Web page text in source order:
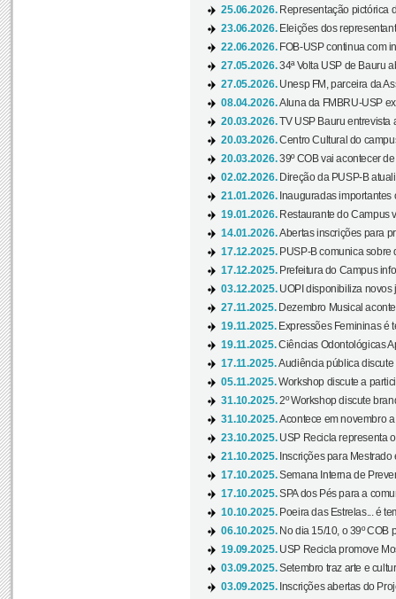
25.06.2026. Representação pictórica
23.06.2026. Eleições dos
22.06.2026. FOB-USP continua com
27.05.2026.34ª Volta USP de Bauru
27.05.2026. Unesp FM, parceira da
08.04.2026.Aluna da FMBRU-USP
20.03.2026.TV USP Bauru entrevista
20.03.2026.Centro Cultural do
20.03.2026.39º COB vai acontecer
02.02.2026. Direção da PUSP-B
21.01.2026. Inauguradas
19.01.2026. Restaurante do Campus
14.01.2026.Abertas inscrições para
17.12.2025. PUSP-B comunica sobre
17.12.2025. Prefeitura do Campus
03.12.2025. UOPI disponibiliza novos
27.11.2025. Dezembro Musical
19.11.2025. Expressões Femininas é
19.11.2025.Ciências Odontológicas
17.11.2025.Audiência pública
05.11.2025.Workshop discute a
31.10.2025.2º Workshop discute
31.10.2025.Acontece em novembro
23.10.2025. USP Recicla representa
21.10.2025. Inscrições para
17.10.2025.Semana Interna de
17.10.2025.SPA dos Pés para a
10.10.2025. Poeira das Estrelas... é
06.10.2025. No dia 15/10, o 39º COB
19.09.2025. USP Recicla promove
03.09.2025.Setembro traz arte e
03.09.2025. Inscrições abertas do